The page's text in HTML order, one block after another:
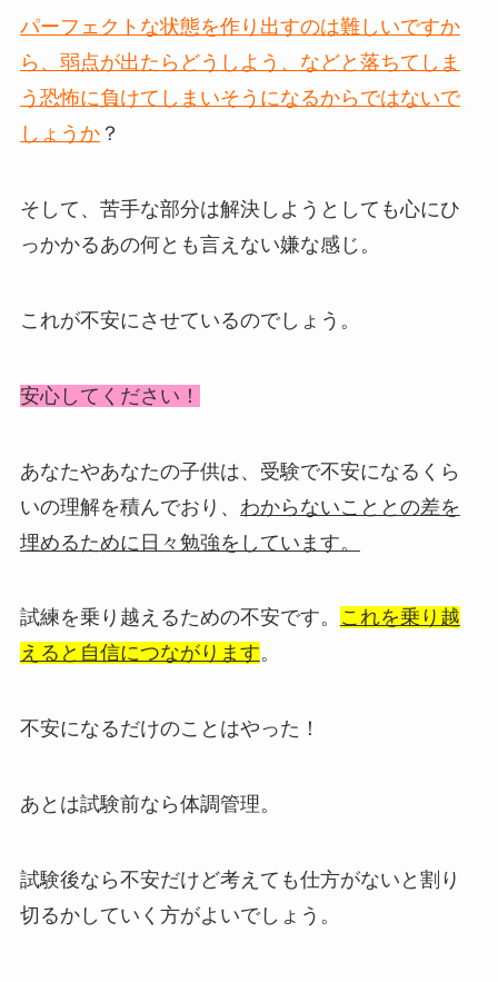
パーフェクトな状態を作り出すのは難しいですか
ら、弱点が出たらどうしよう、などと落ちてしま
う恐怖に負けてしまいそうになるからではないで
しょうか？
そして、苦手な部分は解決しようとしても心にひ
っかかるあの何とも言えない嫌な感じ。
これが不安にさせているのでしょう。
安心してください！
あなたやあなたの子供は、受験で不安になるくら
いの理解を積んでおり、 わからないこととの差を
埋めるために日々勉強をしています。
試練を乗り越えるための不安です。
これを乗り越
えると自信につながります。
不安になるだけのことはやった！
あとは試験前なら体調管理。
試験後なら不安だけど考えても仕方がないと割り
切るかしていく方がよいでしょう。